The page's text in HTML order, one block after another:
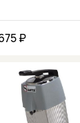
₽